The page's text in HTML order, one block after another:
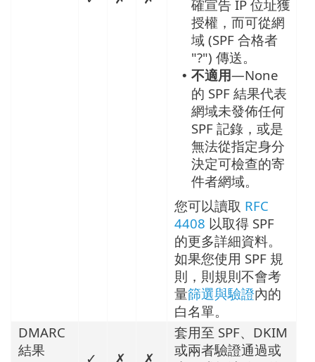
確宣告 IP 位址獲
授權，而可從網
域 (SPF 合格者
"?") 傳送。
• 不適用—None
的 SPF 結果代表
網域未發佈任何
SPF 記錄，或是
無法從指定身分
決定可檢查的寄
件者網域。
您可以讀取 RFC
4408 以取得 SPF
的更多詳細資料。
如果您使用 SPF 規
則，則規則不會考
量篩選與驗證內的
白名單。
DMARC
結果
✓ ✗ ✗
套用至 SPF、DKIM
或兩者驗證通過或